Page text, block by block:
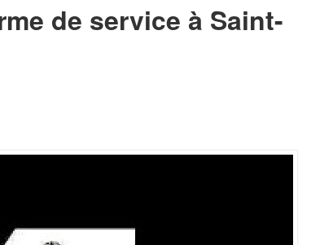
de service à Saint-